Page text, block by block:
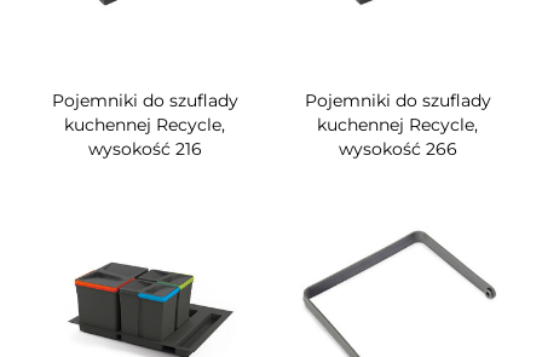
Pojemniki do szuflady
kuchennej Recycle,
wysokość 216
Pojemniki do szuflady
kuchennej Recycle,
wysokość 266